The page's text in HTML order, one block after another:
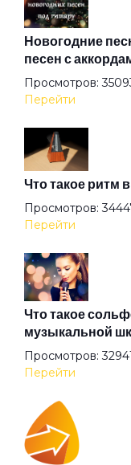
Лучший подарок
Лучший секс это
Люба звезда
Маргарита
Милиционер-
Море работы
Мы курим
Новогодние
песен с
Просмотров:
Перейти
Что такое ритм
Просмотров:
Перейти
Что такое
музыкальной
Просмотров:
Перейти